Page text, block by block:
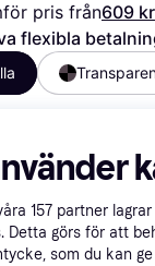
pris från609 kr
flexibla
157 partner
Detta görs för att
som du kan